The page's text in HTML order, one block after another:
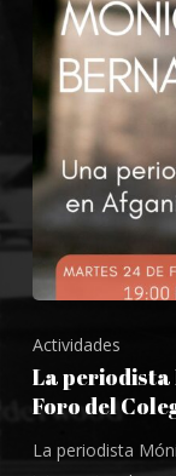
Actividades
La periodista
Foro del
La periodista